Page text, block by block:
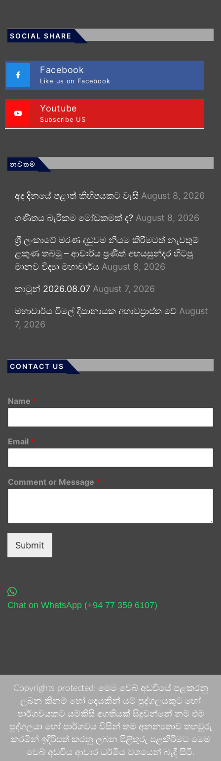
SOCIAL SHARE
Facebook
Like us on Facebook
Youtube
Subscribe US
නවතම
අද දිනයේ පළාත් කිහිපයකට වැසි August 8, 2026
ගණිතය බැරිකම මෝඩකමක් ද? August 8, 2026
ශ්‍රී ලංකාවේ මරණ දඬුවම නියම කිරීමටත් නැවතුම්
ළකුණ තබමු – ආචාර්ය ප්‍රණීත් අභයසුන්දර හිටපු
මානව විද්‍යා මහාචාර්ය August 8, 2026
කාටූන් 2026.08.07 August 7, 2026
මහාචාර්ය විමල් දිසානායක අභාවප්‍රාප්ත වේ August
7, 2026
CONTACT US
Name *
Email *
Comment or Message *
Submit
Chat on WhatsApp (+94 77 359 6107)
Copyrights protected: මෙම වෙබ් අඩවියේ පළකරනු
ලබන කිනම් හෝ දෙයකින් යම් පුද්ගලයකුට හෝ
පාර්ශවයකට යම්කිසි අගතියක් සිදුවන්නේ නම් එම
පුද්ගලයා හෝ පාර්ශවය විසින් තම අනන්‍යතාව තහවුරු
කරමින් ඉදිරිපත් කරනු ලබන පිළිතුරු පළකිරීමට මෙම
වෙබ් අඩවිය ආචාර ධර්මීය වශයෙන් බැඳී සිටී.